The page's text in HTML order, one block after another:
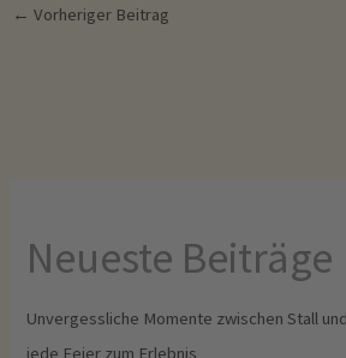
← Vorheriger Beitrag
Neueste Beiträge
Unvergessliche Momente zwischen Stall
jede Feier zum Erlebnis